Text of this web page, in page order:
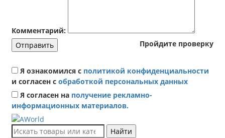
Комментарий:
Пройдите проверку
Отправить
Я ознакомился с политикой конфиденциальности
и согласен с обработкой персональных данных
Я согласен на получение рекламно-
информационных материалов.
Найти